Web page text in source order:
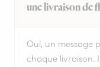
une livraison de
Oui, un message
chaque livraison.